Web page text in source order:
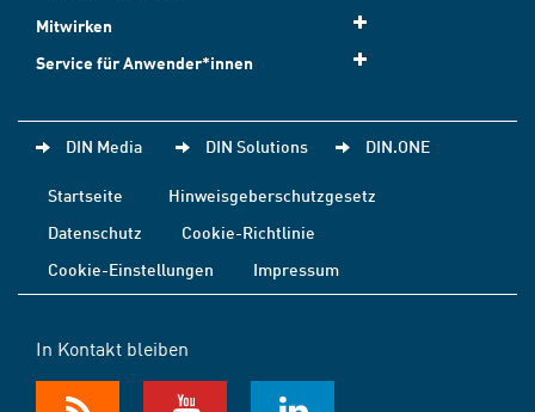
Mitwirken
Service für Anwender*innen
DIN Media DIN Solutions DIN.ONE
Startseite
Hinweisgeberschutzgesetz
Datenschutz
Cookie-Richtlinie
Cookie-Einstellungen
Impressum
In Kontakt bleiben